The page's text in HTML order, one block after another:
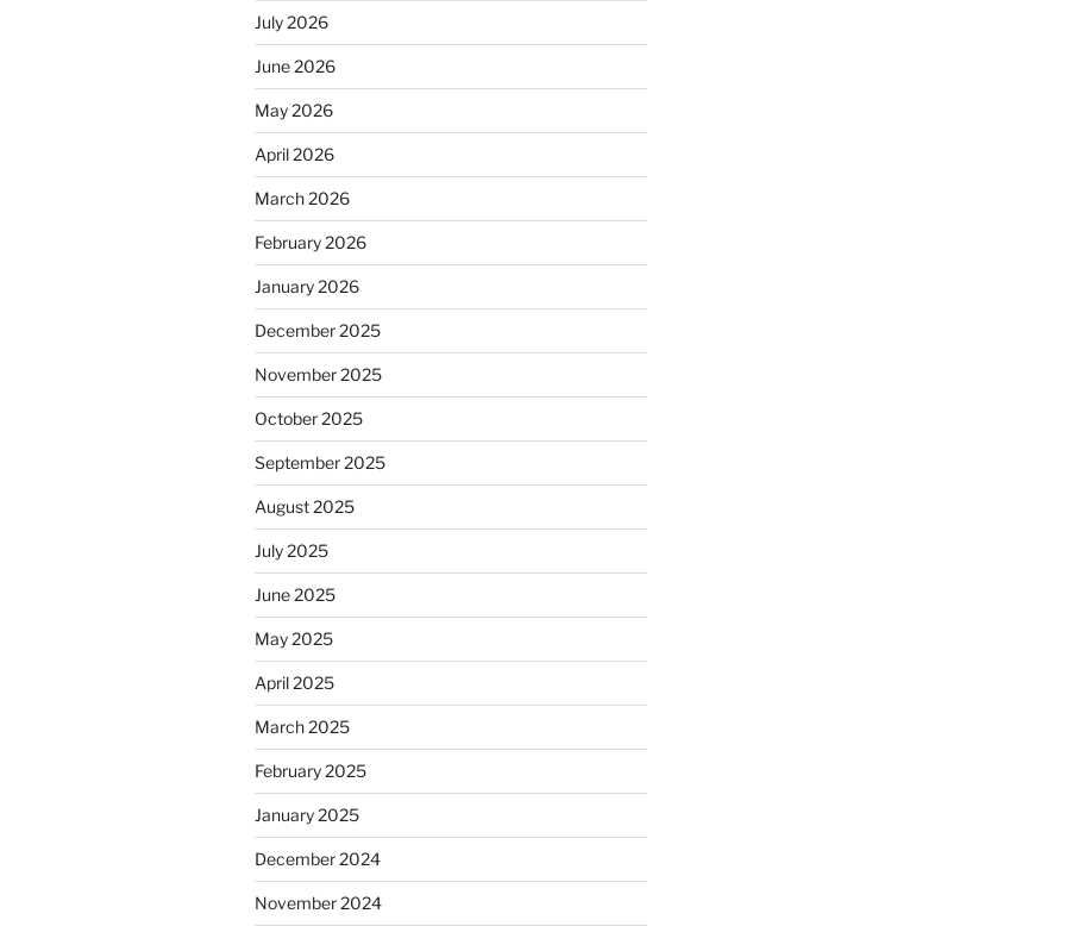
July 2026
June 2026
May 2026
April 2026
March 2026
February 2026
January 2026
December 2025
November 2025
October 2025
September 2025
August 2025
July 2025
June 2025
May 2025
April 2025
March 2025
February 2025
January 2025
December 2024
November 2024